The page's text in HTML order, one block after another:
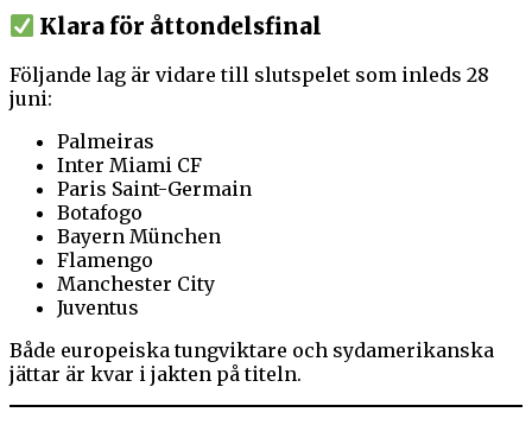
Klara för åttondelsfinal
Följande lag är vidare till slutspelet som inleds 28
juni:
Palmeiras
Inter Miami CF
Paris Saint-Germain
Botafogo
Bayern München
Flamengo
Manchester City
Juventus
Både europeiska tungviktare och sydamerikanska
jättar är kvar i jakten på titeln.